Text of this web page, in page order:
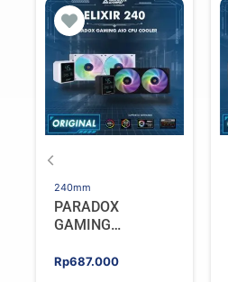
240mm
PARADOX
GAMING
ELIXIR 240 – AIO
Rp687.000